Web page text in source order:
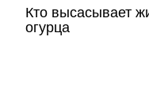
Кто высасывает
огурца